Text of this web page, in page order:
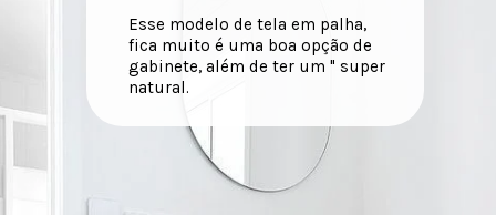
Esse modelo de tela em palha,
fica muito é uma boa opção de
gabinete, além de ter um " super
natural.